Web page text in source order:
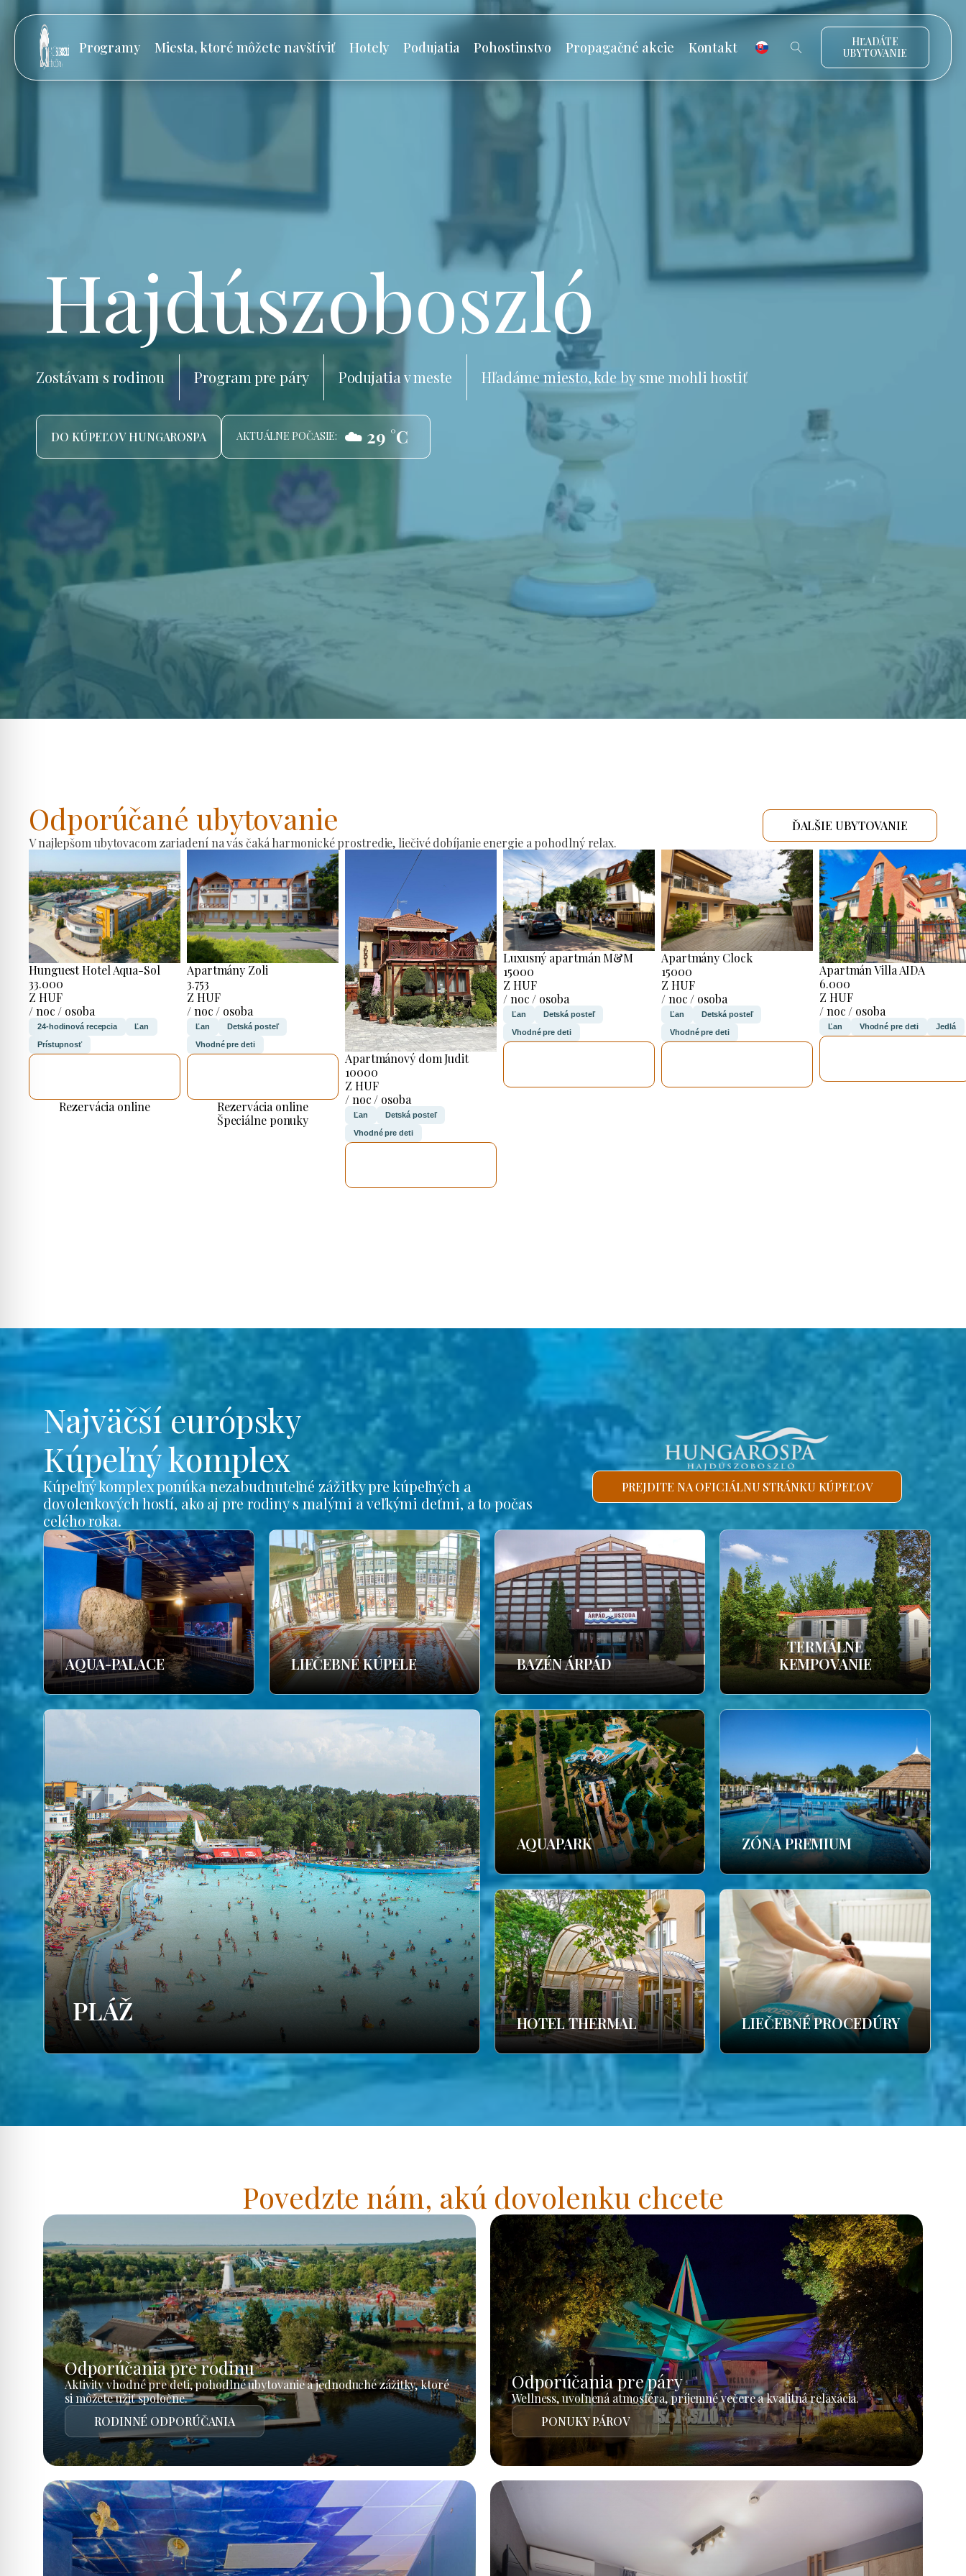
Programy Miesta, ktoré môžete navštíviť Hotely Podujatia Pohostinstvo Propagačné akcie Kontakt
HĽADÁTE
UBYTOVANIE
Hajdúszoboszló
Zostávam s rodinou Program pre páry Podujatia v meste Hľadáme miesto, kde by sme mohli hostiť
DO KÚPEĽOV HUNGAROSPA AKTUÁLNE POČASIE: ☁️ 29 °C
Odporúčané ubytovanie
V najlepšom ubytovacom zariadení na vás čaká harmonické prostredie, liečivé dobíjanie energie a pohodlný relax.
ĎALŠIE UBYTOVANIE
Hunguest Hotel Aqua-Sol
33.000
Z HUF
/ noc / osoba
24-hodinová recepcia Ľan
Prístupnosť
Rezervácia online
Apartmány Zoli
3.753
Z HUF
/ noc / osoba
Ľan Detská posteľ
Vhodné pre deti
Rezervácia online
Špeciálne ponuky
Apartmánový dom Judit
10000
Z HUF
/ noc / osoba
Ľan Detská posteľ
Vhodné pre deti
Luxusný apartmán M&M
15000
Z HUF
/ noc / osoba
Ľan Detská posteľ
Vhodné pre deti
Apartmány Clock
15000
Z HUF
/ noc / osoba
Ľan Detská posteľ
Vhodné pre deti
Apartmán Villa AIDA
6.000
Z HUF
/ noc / osoba
Ľan Vhodné pre deti Jedlá
Najväčší európsky
Kúpeľný komplex
Kúpeľný komplex ponúka nezabudnuteľné zážitky pre kúpeľných a
dovolenkových hostí, ako aj pre rodiny s malými a veľkými deťmi, a to počas
celého roka.
PREJDITE NA OFICIÁLNU STRÁNKU KÚPEĽOV
AQUA-PALACE LIEČEBNÉ KÚPELE BAZÉN ÁRPÁD
TERMÁLNE
KEMPOVANIE
PLÁŽ
AQUAPARK ZÓNA PREMIUM
HOTEL THERMAL LIEČEBNÉ PROCEDÚRY
Povedzte nám, akú dovolenku chcete
Odporúčania pre rodinu
Aktivity vhodné pre deti, pohodlné ubytovanie a jednoduché zážitky, ktoré
si môžete užiť spoločne.
RODINNÉ ODPORÚČANIA
Odporúčania pre páry
Wellness, uvoľnená atmosféra, príjemné večere a kvalitná relaxácia.
PONUKY PÁROV